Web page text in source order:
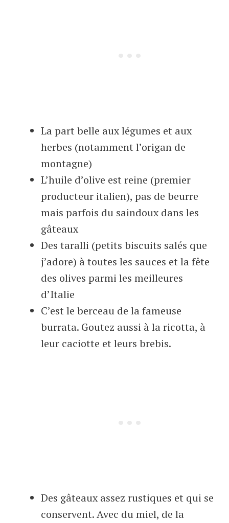
La part belle aux légumes et aux
herbes (notamment l’origan de
montagne)
L’huile d’olive est reine (premier
producteur italien), pas de beurre
mais parfois du saindoux dans les
gâteaux
Des taralli (petits biscuits salés que
j’adore) à toutes les sauces et la fête
des olives parmi les meilleures
d’Italie
C’est le berceau de la fameuse
burrata. Goutez aussi à la ricotta, à
leur caciotte et leurs brebis.
Des gâteaux assez rustiques et qui se
conservent. Avec du miel, de la